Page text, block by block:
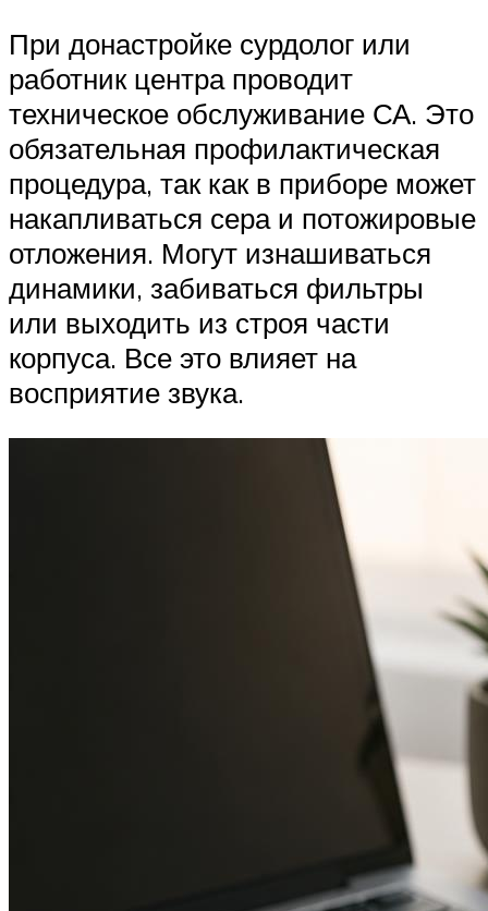
При донастройке сурдолог или
работник центра проводит
техническое обслуживание СА. Это
обязательная профилактическая
процедура, так как в приборе может
накапливаться сера и потожировые
отложения. Могут изнашиваться
динамики, забиваться фильтры
или выходить из строя части
корпуса. Все это влияет на
восприятие звука.